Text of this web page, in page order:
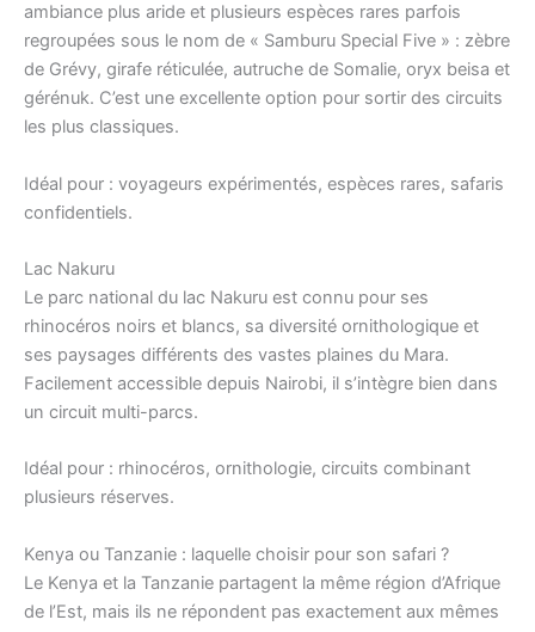
ambiance plus aride et plusieurs espèces rares parfois
regroupées sous le nom de « Samburu Special Five » : zèbre
de Grévy, girafe réticulée, autruche de Somalie, oryx beisa et
gérénuk. C’est une excellente option pour sortir des circuits
les plus classiques.
Idéal pour : voyageurs expérimentés, espèces rares, safaris
confidentiels.
Lac Nakuru
Le parc national du lac Nakuru est connu pour ses
rhinocéros noirs et blancs, sa diversité ornithologique et
ses paysages différents des vastes plaines du Mara.
Facilement accessible depuis Nairobi, il s’intègre bien dans
un circuit multi-parcs.
Idéal pour : rhinocéros, ornithologie, circuits combinant
plusieurs réserves.
Kenya ou Tanzanie : laquelle choisir pour son safari ?
Le Kenya et la Tanzanie partagent la même région d’Afrique
de l’Est, mais ils ne répondent pas exactement aux mêmes